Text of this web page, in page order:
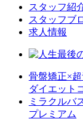
スタッフ紹
スタッフブ
求人情報
骨盤矯正×
ダイエット
ミラクルバ
プレミアム